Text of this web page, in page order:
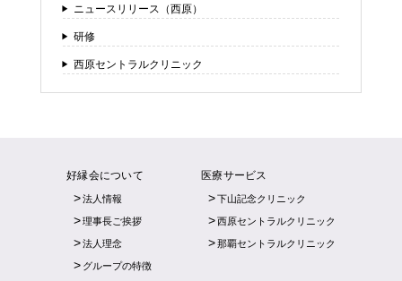
ニュースリリース（西原）
研修
西原セントラルクリニック
好縁会について
法人情報
理事長ご挨拶
法人理念
グループの特徴
医療サービス
下山記念クリニック
西原セントラルクリニック
那覇セントラルクリニック